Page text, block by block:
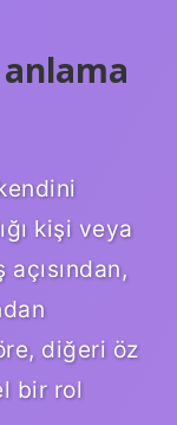
kişi veya
diğeri öz
bir rol